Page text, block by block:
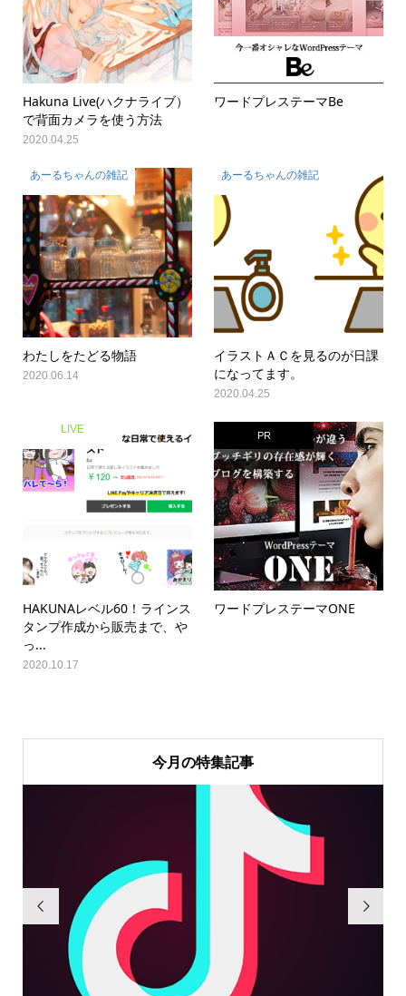
Hakuna Live(ハクナライブ）
で背面カメラを使う方法
2020.04.25
ワードプレステーマBe
あーるちゃんの雑記
わたしをたどる物語
2020.06.14
あーるちゃんの雑記
イラストＡＣを見るのが日課
になってます。
2020.04.25
LIVE
HAKUNAレベル60！ラインス
タンプ作成から販売まで、や
っ...
2020.10.17
PR
ワードプレステーマONE
今月の特集記事
 